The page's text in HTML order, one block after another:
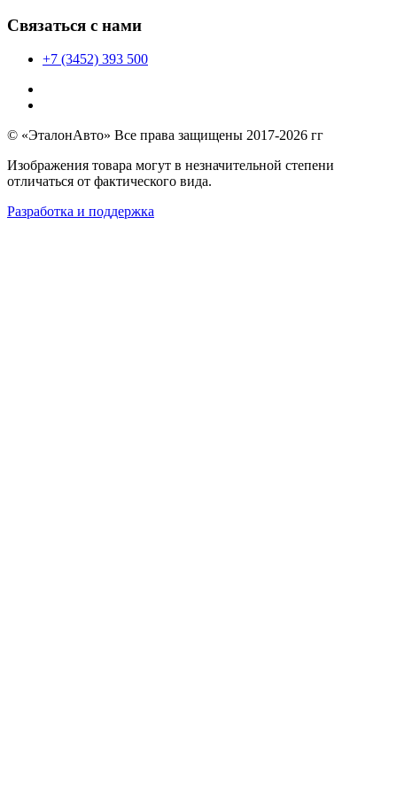
Связаться с нами
+7 (3452) 393 500
© «ЭталонАвто» Все права защищены 2017-2026 гг
Изображения товара могут в незначительной степени
отличаться от фактического вида.
Разработка и поддержка